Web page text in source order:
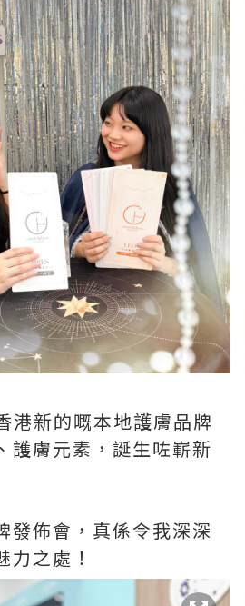
新的嘅本地護膚品牌
護膚元素，誕生咗嶄新
發佈會，真係令我深深
力之處！